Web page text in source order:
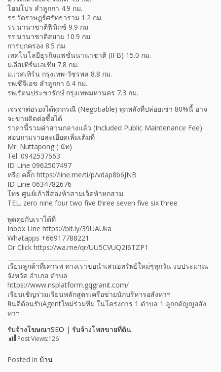
โฮมโปร ลำลูกกา 4.9 กม.
รร.วัดราษฎร์ศรัทธาราม 1.2 กม.
รร.นานาชาติฟีนิกซ์ 9.9 กม.
รร.นานาชาติสยาม 10.9 กม.
การปกครอง 8.5 กม.
เทคโนโลยีธุรกิจแฟชั่นนานาชาติ (IFB) 15.0 กม.
ม.อีสเทิร์นเอเชีย 7.8 กม.
ม.เวสเทิร์น กรุงเทพ-วัชรพล 8.8 กม.
รพ.ซีจีเอช ลำลูกกา 6.4 กม.
รพ.รัตนประชารักษ์ กรุงเทพมหานคร 7.3 กม.
เจรจาต่อรองได้ทุกกรณี (Negotiable) ทุกหลังที่ปล่อยเช่า 80%นี้ อาจ
จะขายติดต่อซื้อได้
ราคานี้รวมค่าส่วนกลางแล้ว (Included Public Maintenance Fee)
สอบถามรายละเอียดเพิ่มเติมที่
Mr. Nuttapong ( นัท)
Tel. 0942537563
ID Line 0962507497
หรือ คลิ๊ก https://line.me/ti/p/vdap8b6JNB
ID Line 0634782676
โทร ศูนย์เก้าสี่สองห้าสามเจ็ดห้าหกสาม
TEL. zero nine four two five three seven five six three
พูดคุยกับเราได้ที่
Inbox Line https://bit.ly/39UAUka
Whatapps +66917788221
Or Click https://wa.me/qr/UU5CVUQ2I6TZP1
เรียนลูกค้าที่เคารพ ทางเราขอนำเสนอทรัพย์ใหม่ๆทุกวัน งบประมาณ
จังหวัด อำเภอ ตำบล
https://www.nsplatform.gqgranit.com/
เรียนเชิญร่วมเรียนหลักสูตรเครือข่ายนักบริหารอสังหาฯ
ยินดีต้อนรับAgentใหม่ร่วมทีม ในโครงการ 1 ตำบล 1 ลูกกตัญญูอสัง
หาฯ
รับจ้างโฆษณาSEO | รับจ้างโพสขายที่ดิน
Post Views:126
Posted in บ้าน